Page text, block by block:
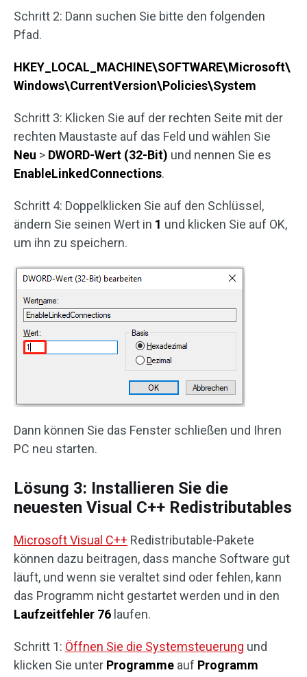
Schritt 2: Dann suchen Sie bitte den folgenden
Pfad.
HKEY_LOCAL_MACHINE\SOFTWARE\Microsoft\
Windows\CurrentVersion\Policies\System
Schritt 3: Klicken Sie auf der rechten Seite mit der
rechten Maustaste auf das Feld und wählen Sie
Neu > DWORD-Wert (32-Bit) und nennen Sie es
EnableLinkedConnections.
Schritt 4: Doppelklicken Sie auf den Schlüssel,
ändern Sie seinen Wert in 1 und klicken Sie auf OK,
um ihn zu speichern.
Dann können Sie das Fenster schließen und Ihren
PC neu starten.
Lösung 3: Installieren Sie die
neuesten Visual C++ Redistributables
Microsoft Visual C++ Redistributable-Pakete
können dazu beitragen, dass manche Software gut
läuft, und wenn sie veraltet sind oder fehlen, kann
das Programm nicht gestartet werden und in den
Laufzeitfehler 76 laufen.
Schritt 1: Öffnen Sie die Systemsteuerung und
klicken Sie unter Programme auf Programm